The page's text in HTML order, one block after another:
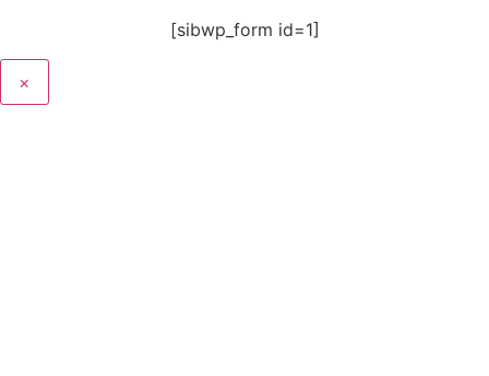
[sibwp_form id=1]
×